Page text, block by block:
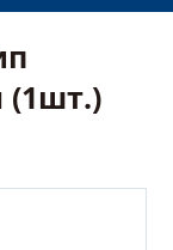
(1шт.)